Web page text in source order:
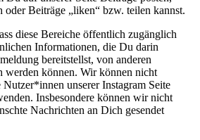
oder Beiträge „liken“ bzw. teilen kannst.
diese Bereiche öffentlich zugänglich
Informationen, die Du darin
bereitstellst, von anderen
werden können. Wir können nicht
unserer Instagram Seite
Insbesondere können wir nicht
Nachrichten an Dich gesendet